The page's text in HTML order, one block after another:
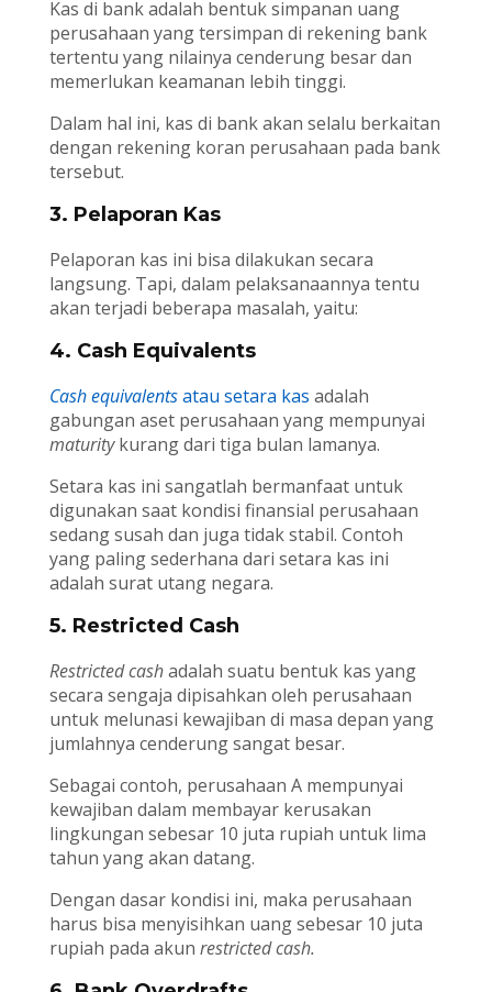
Kas di bank adalah bentuk simpanan uang
perusahaan yang tersimpan di rekening bank
tertentu yang nilainya cenderung besar dan
memerlukan keamanan lebih tinggi.
Dalam hal ini, kas di bank akan selalu berkaitan
dengan rekening koran perusahaan pada bank
tersebut.
3. Pelaporan Kas
Pelaporan kas ini bisa dilakukan secara
langsung. Tapi, dalam pelaksanaannya tentu
akan terjadi beberapa masalah, yaitu:
4. Cash Equivalents
Cash equivalentsatau setara kas adalah
gabungan aset perusahaan yang mempunyai
maturitykurang dari tiga bulan lamanya.
Setara kas ini sangatlah bermanfaat untuk
digunakan saat kondisi finansial perusahaan
sedang susah dan juga tidak stabil. Contoh
yang paling sederhana dari setara kas ini
adalah surat utang negara.
5. Restricted Cash
Restricted cashadalah suatu bentuk kas yang
secara sengaja dipisahkan oleh perusahaan
untuk melunasi kewajiban di masa depan yang
jumlahnya cenderung sangat besar.
Sebagai contoh, perusahaan A mempunyai
kewajiban dalam membayar kerusakan
lingkungan sebesar 10 juta rupiah untuk lima
tahun yang akan datang.
Dengan dasar kondisi ini, maka perusahaan
harus bisa menyisihkan uang sebesar 10 juta
rupiah pada akun restricted cash.